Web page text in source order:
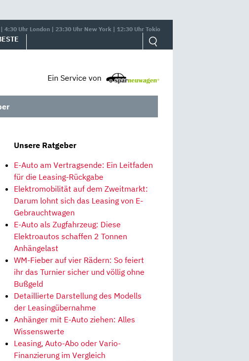
Uhr London | 23:30 Uhr New York | 12:30 Uhr Tokio
Ein Service von
Unsere Ratgeber
E-Auto am Vertragsende: Ein Leitfaden
für die Leasing-Rückgabe
Elektromobilität auf dem Zweitmarkt:
Darum lohnt sich das Leasing von E-
Gebrauchtwagen
E-Auto als Zugfahrzeug: Diese
Elektroautos schaffen 2 Tonnen
Anhängelast
WM-Fieber auf vier Rädern: So feiert
ihr das Turnier sicher und völlig ohne
Bußgeld
Detaillierte Darstellung des Modells
der Leasingübernahme
Anhänger mit E-Auto ziehen: Alles
Wissenswerte
Leasing, Auto-Abo oder Vario-
Finanzierung im Vergleich